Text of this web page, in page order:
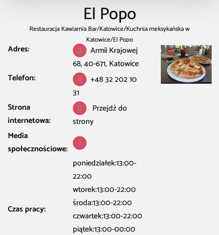
El Popo
Restauracja Kawiarnia Bar/Katowice/Kuchnia meksykańska w
Katowice/El Popo
Adres:
Armii Krajowej
68, 40-671, Katowice
Telefon:
+48 32 202 10
31
Strona
internetowa:
Przejdź do
strony
Media
społecznościowe:
Czas pracy:
poniedziałek:13:00-
22:00
wtorek:13:00-22:00
środa:13:00-22:00
czwartek:13:00-22:00
piątek:13:00-00:00